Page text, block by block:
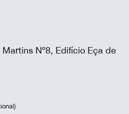
Nº8, Edifício Eça de